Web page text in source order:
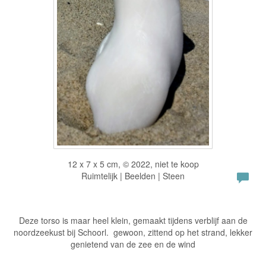
12 x 7 x 5 cm, © 2022, niet te koop
Ruimtelijk | Beelden | Steen
Deze torso is maar heel klein, gemaakt tijdens verblijf aan de
noordzeekust bij Schoorl. gewoon, zittend op het strand, lekker
genietend van de zee en de wind